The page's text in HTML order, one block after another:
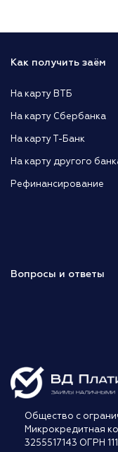
Как получить заём
На карту ВТБ
На карту Сбербанка
На карту Т-Банк
На карту другого
Рефинансирование
Вопросы и ответы
Общество с
Микрокредитная
3255517143 ОГРН